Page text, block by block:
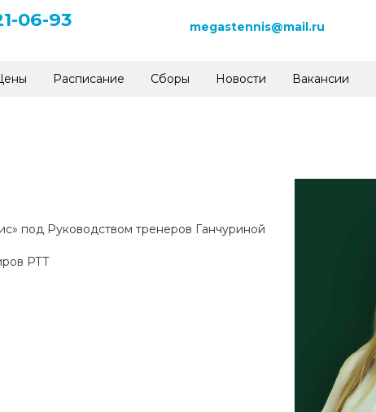
06-93 megastennis@mail.ru
Расписание Сборы Новости Вакансии
под Руководством тренеров Ганчуриной
РТТ